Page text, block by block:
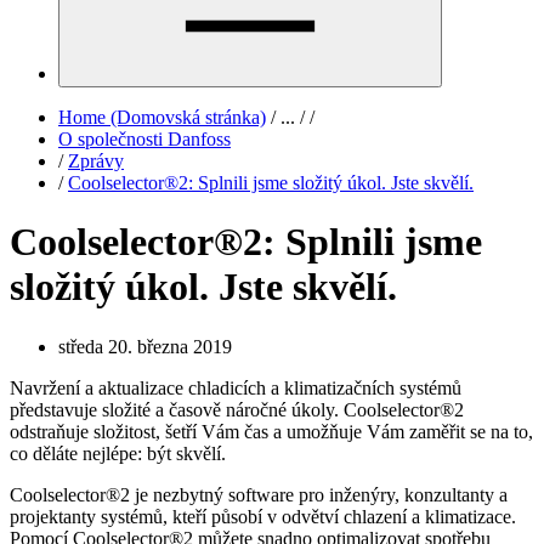
Home (Domovská stránka) /... / /
O společnosti Danfoss
/ Zprávy
/ Coolselector®2: Splnili jsme složitý úkol. Jste skvělí.
Coolselector®2: Splnili jsme
složitý úkol. Jste skvělí.
středa 20. března 2019
Navržení a aktualizace chladicích a klimatizačních systémů
představuje složité a časově náročné úkoly. Coolselector®2
odstraňuje složitost, šetří Vám čas a umožňuje Vám zaměřit se na to,
co děláte nejlépe: být skvělí.
Coolselector®2 je nezbytný software pro inženýry, konzultanty a
projektanty systémů, kteří působí v odvětví chlazení a klimatizace.
Pomocí Coolselector®2 můžete snadno optimalizovat spotřebu